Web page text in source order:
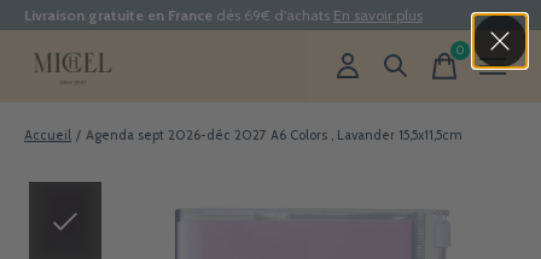
Livraison gratuite en France dès 69€ d'achats En savoir plus
0items
Accueil / Agenda sept 2026-déc 2027 A6 Colors , Lavander 15,5x11,5cm